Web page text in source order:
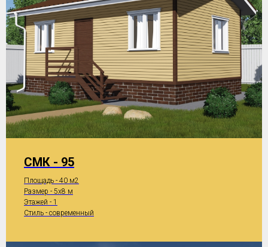
СМК - 95
Площадь - 40 м2
Размер - 5x8 м
Этажей - 1
Стиль - современный